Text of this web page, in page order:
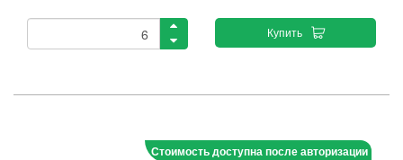
Купить
Стоимость доступна после авторизации